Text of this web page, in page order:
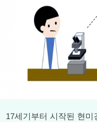
17세기부터 시작된 현